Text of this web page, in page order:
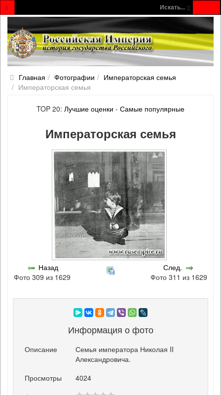
Искать...
Главная Фотографии
Императорская семья
Императорская семья
TOP 20: Лучшие оценки - Самые популярные
Императорская семья
Назад
Фото 309 из 1629
След.
Фото 311 из 1629
Информация о фото
Описание
Семья императора Николая II
Александровича.
Просмотры
4024